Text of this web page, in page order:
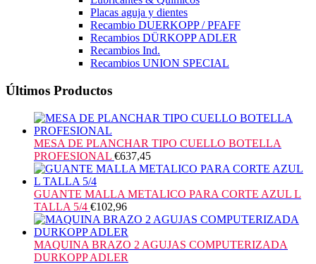
Placas aguja y dientes
Recambio DUERKOPP / PFAFF
Recambios DÜRKOPP ADLER
Recambios Ind.
Recambios UNION SPECIAL
Últimos Productos
MESA DE PLANCHAR TIPO CUELLO BOTELLA
PROFESIONAL €637,45
GUANTE MALLA METALICO PARA CORTE AZUL L
TALLA 5/4 €102,96
MAQUINA BRAZO 2 AGUJAS COMPUTERIZADA
DURKOPP ADLER